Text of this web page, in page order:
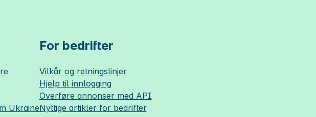
Ukraine
For bedrifter
Vilkår og retningslinjer
Hjelp til innlogging
Overføre annonser med API
Nyttige artikler for bedrifter